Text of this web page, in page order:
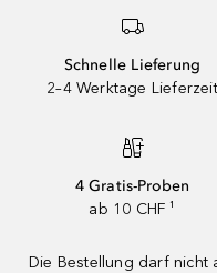
Schnelle Lieferung
2–4 Werktage Lieferzeit
4 Gratis-Proben
ab 10 CHF ¹
Die Bestellung darf nicht